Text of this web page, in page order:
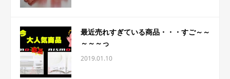
最近売れすぎている商品・・・すご～～
～～～っ
2019.01.10